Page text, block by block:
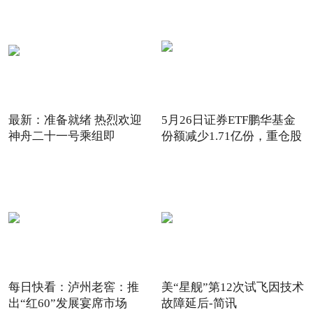
最新：准备就绪 热烈欢迎
神舟二十一号乘组即
5月26日证券ETF鹏华基金
份额减少1.71亿份，重仓股
每日快看：泸州老窖：推
出“红60”发展宴席市场
美“星舰”第12次试飞因技术
故障延后-简讯